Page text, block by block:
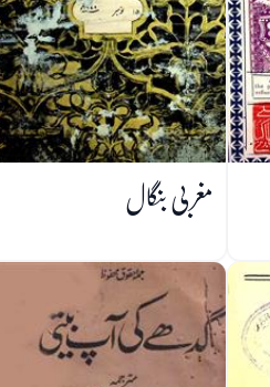
مغربی بنگال